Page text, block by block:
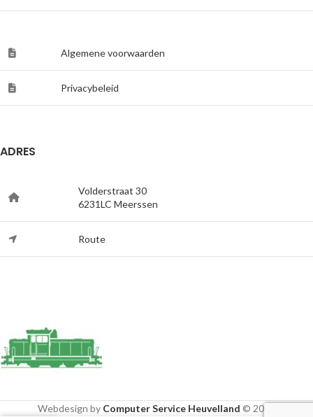
Algemene voorwaarden
Privacybeleid
ADRES
Volderstraat 30
6231LC Meerssen
Route
Webdesign by Computer Service Heuvelland © 2020